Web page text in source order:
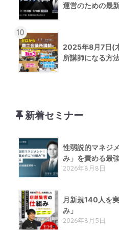
運営のための最
10
2025年8月7日(
所講師になる方
新着セミナー
性弱説的​マネジ
み」を責める​最
2026年8月8日
月新規140人を
み」
2026年8月5日